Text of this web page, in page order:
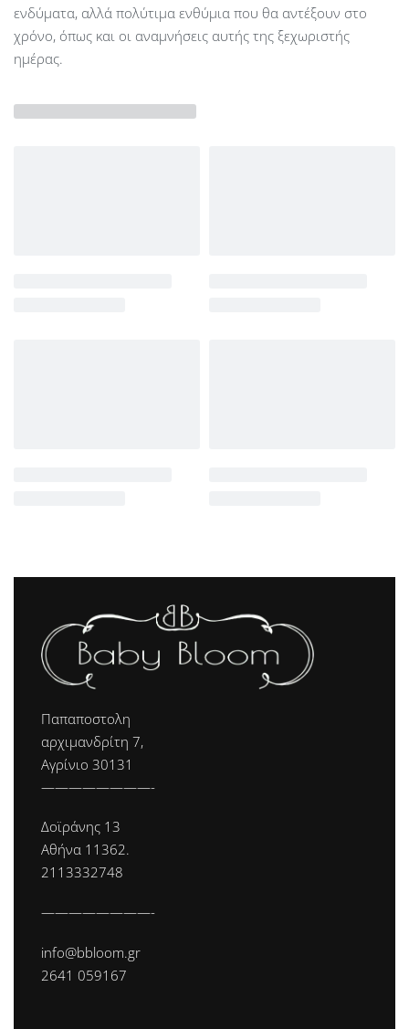
ενδύματα, αλλά πολύτιμα ενθύμια που θα αντέξουν στο
χρόνο, όπως και οι αναμνήσεις αυτής της ξεχωριστής
ημέρας.
Παπαποστολη
αρχιμανδρίτη 7,
Αγρίνιο 30131
————————-
Δοϊράνης 13
Αθήνα 11362.
2113332748
————————-
info@bbloom.gr
2641 059167